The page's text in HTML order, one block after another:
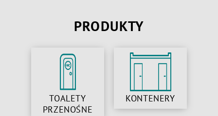
PRODUKTY
TOALETY
PRZENOŚNE
KONTENERY